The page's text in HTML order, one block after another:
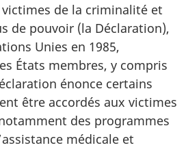
de la criminalité et
de pouvoir (la Déclaration),
Unies en 1985,
États membres, y compris
énonce certains
être accordés aux victimes
des programmes
médicale et